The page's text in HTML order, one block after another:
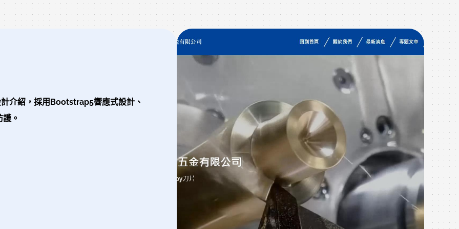
介紹，採用Bootstrap5響應式設計、
。
在
於
戶